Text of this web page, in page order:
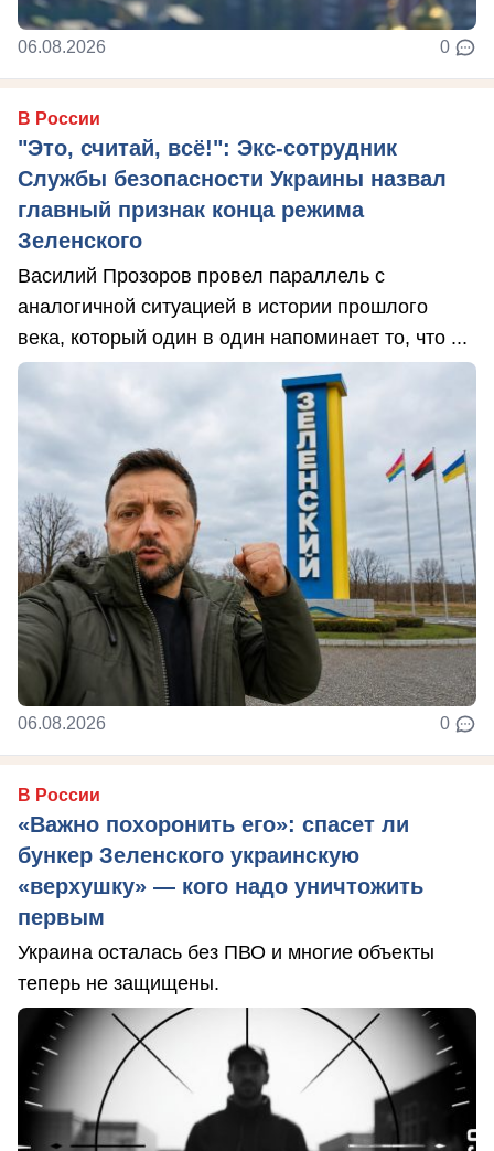
06.08.2026 0
В России
"Это, считай, всё!": Экс-сотрудник
Службы безопасности Украины назвал
главный признак конца режима
Зеленского
Василий Прозоров провел параллель с
аналогичной ситуацией в истории прошлого
века, который один в один напоминает то, что ...
06.08.2026 0
В России
«Важно похоронить его»: спасет ли
бункер Зеленского украинскую
«верхушку» — кого надо уничтожить
первым
Украина осталась без ПВО и многие объекты
теперь не защищены.